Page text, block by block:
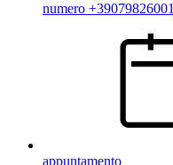
numero +39079826001
appuntamento